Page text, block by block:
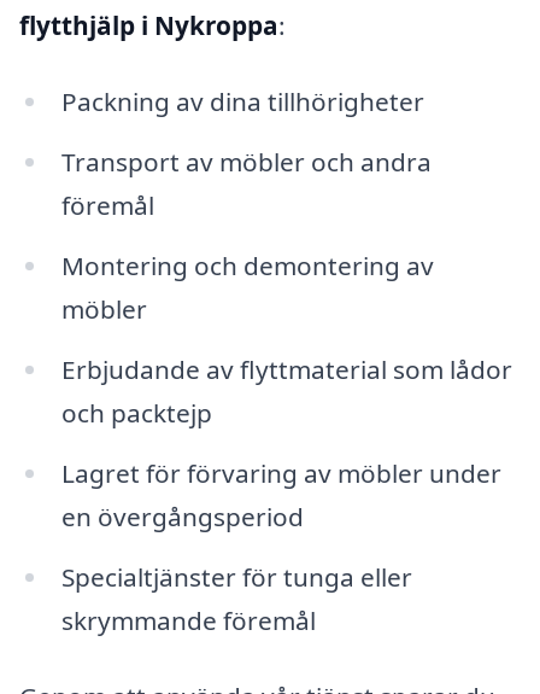
flytthjälp i Nykroppa:
Packning av dina tillhörigheter
Transport av möbler och andra
föremål
Montering och demontering av
möbler
Erbjudande av flyttmaterial som lådor
och packtejp
Lagret för förvaring av möbler under
en övergångsperiod
Specialtjänster för tunga eller
skrymmande föremål